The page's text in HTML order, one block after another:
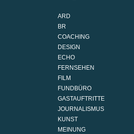
ARD
BR
COACHING
DESIGN
ECHO
FERNSEHEN
FILM
FUNDBÜRO
GASTAUFTRITTE
JOURNALISMUS
KUNST
MEINUNG